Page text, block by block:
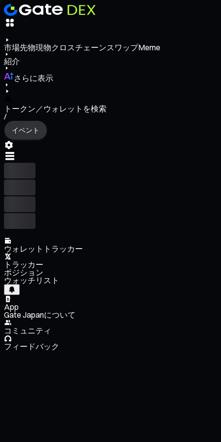
市場先物現物クロスチェーンスワップMeme
紹介
さらに表示
トークン／ウォレットを検索
/
イベント
ウォレットトラッカー
トラッカー
ポジション
ウォッチリスト
App
Gate Japanについて
コミュニティ
フィードバック